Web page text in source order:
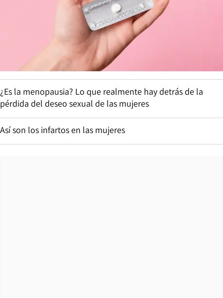
¿Es la menopausia? Lo que realmente hay detrás de la
pérdida del deseo sexual de las mujeres
Así son los infartos en las mujeres